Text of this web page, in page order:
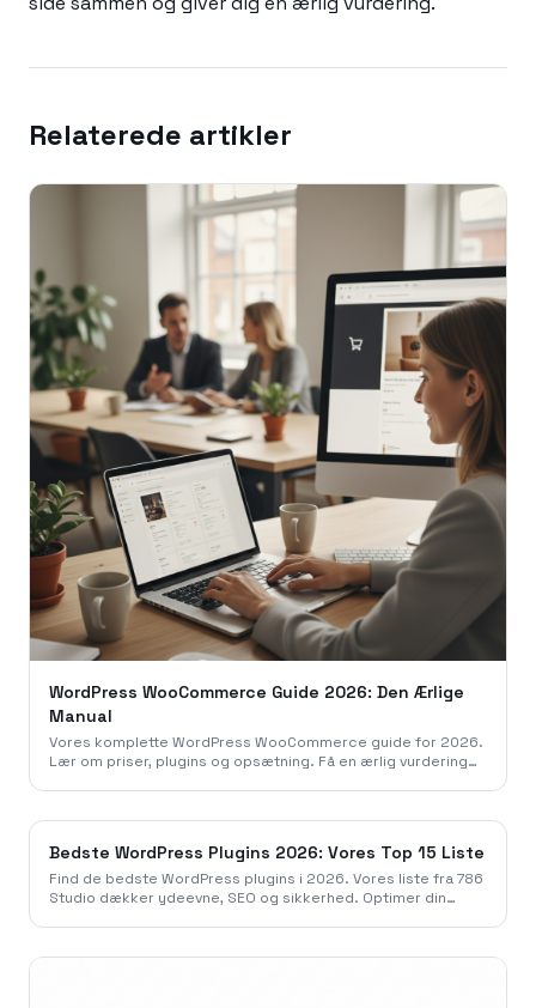
Relaterede artikler
WordPress WooCommerce Guide 2026: Den Ærlige
Manual
Vores komplette WordPress WooCommerce guide for 2026.
Lær om priser, plugins og opsætning. Få en ærlig vurdering
Bedste WordPress Plugins 2026: Vores Top 15 Liste
Find de bedste WordPress plugins i 2026. Vores liste fra 786
Studio dækker ydeevne, SEO og sikkerhed. Optimer din